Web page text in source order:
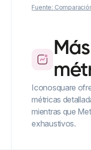
Fuente:
Iconosquare
métricas
mientras que
exhaustivos.